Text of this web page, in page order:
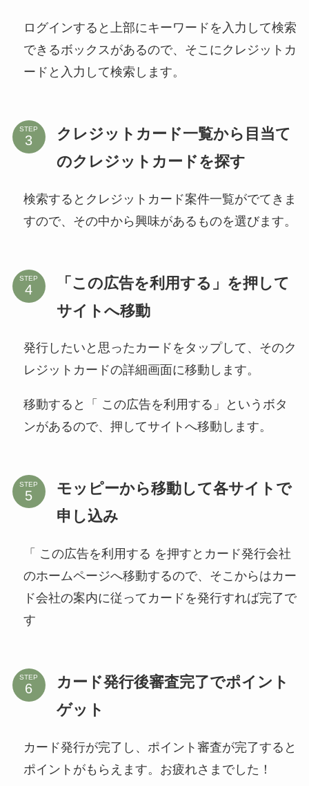
ログインすると上部にキーワードを入力して検索
できるボックスがあるので、そこにクレジットカ
ードと入力して検索します。
STEP
クレジットカード一覧から目当て
のクレジットカードを探す
検索するとクレジットカード案件一覧がでてきま
すので、その中から興味があるものを選びます。
STEP
「この広告を利用する」を押して
サイトへ移動
発行したいと思ったカードをタップして、そのク
レジットカードの詳細画面に移動します。
移動すると「 この広告を利用する」というボタ
ンがあるので、押してサイトへ移動します。
STEP
モッピーから移動して各サイトで
申し込み
「 この広告を利用する を押すとカード発行会社
のホームページへ移動するので、そこからはカー
ド会社の案内に従ってカードを発行すれば完了で
す
STEP
カード発行後審査完了でポイント
ゲット
カード発行が完了し、ポイント審査が完了すると
ポイントがもらえます。お疲れさまでした！